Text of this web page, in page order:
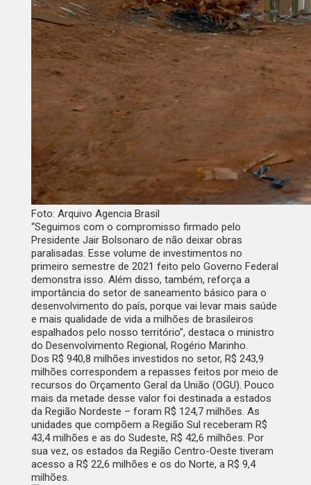
Foto: Arquivo Agencia Brasil
“Seguimos com o compromisso firmado pelo
Presidente Jair Bolsonaro de não deixar obras
paralisadas. Esse volume de investimentos no
primeiro semestre de 2021 feito pelo Governo Federal
demonstra isso. Além disso, também, reforça a
importância do setor de saneamento básico para o
desenvolvimento do país, porque vai levar mais saúde
e mais qualidade de vida a milhões de brasileiros
espalhados pelo nosso território”, destaca o ministro
do Desenvolvimento Regional, Rogério Marinho.
Dos R$ 940,8 milhões investidos no setor, R$ 243,9
milhões correspondem a repasses feitos por meio de
recursos do Orçamento Geral da União (OGU). Pouco
mais da metade desse valor foi destinada a estados
da Região Nordeste – foram R$ 124,7 milhões. As
unidades que compõem a Região Sul receberam R$
43,4 milhões e as do Sudeste, R$ 42,6 milhões. Por
sua vez, os estados da Região Centro-Oeste tiveram
acesso a R$ 22,6 milhões e os do Norte, a R$ 9,4
milhões.